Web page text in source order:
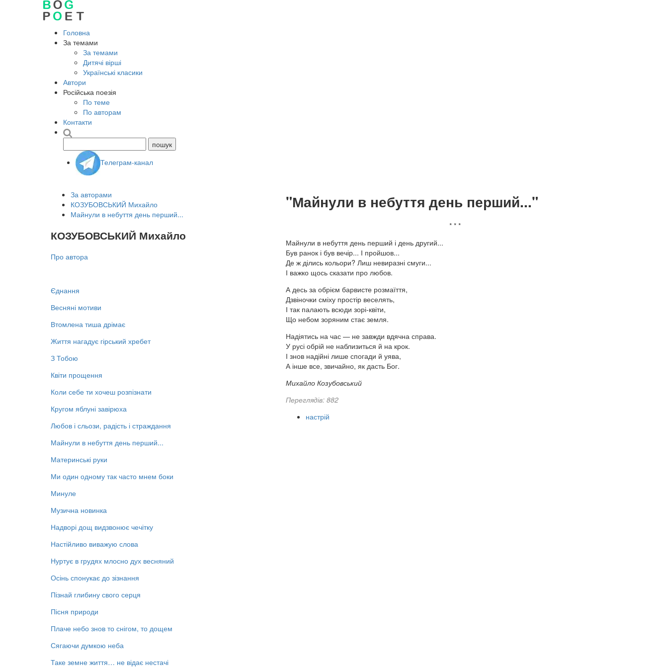
Головна
За темами
За темами
Дитячі вірші
Українські класики
Автори
Російська поезія
По теме
По авторам
Контакти
Телеграм-канал
"Майнули в небуття день перший..."
* * *
Майнули в небуття день перший і день другий...
Був ранок і був вечір... І пройшов...
Де ж ділись кольори? Лиш невиразні смуги...
І важко щось сказати про любов.
А десь за обрієм барвисте розмаїття,
Дзвіночки сміху простір веселять,
І так палають всюди зорі-квіти,
Що небом зоряним стає земля.
Надіятись на час — не завжди вдячна справа.
У русі обрій не наблизиться й на крок.
І знов надійні лише спогади й уява,
А інше все, звичайно, як дасть Бог.
Михайло Козубовський
Переглядів: 882
настрій
За авторами
КОЗУБОВСЬКИЙ Михайло
Майнули в небуття день перший...
КОЗУБОВСЬКИЙ Михайло
Про автора
Єднання
Весняні мотиви
Втомлена тиша дрімає
Життя нагадує гірський хребет
З Тобою
Квіти прощення
Коли себе ти хочеш розпізнати
Кругом яблуні завірюха
Любов і сльози, радість і страждання
Майнули в небуття день перший...
Материнські руки
Ми один одному так часто мнем боки
Минуле
Музична новинка
Надворі дощ видзвонює чечітку
Настійливо виважую слова
Нуртує в грудях млосно дух весняний
Осінь спонукає до зізнання
Пізнай глибину свого серця
Пісня природи
Плаче небо знов то снігом, то дощем
Сягаючи думкою неба
Таке земне життя… не відає нестачі